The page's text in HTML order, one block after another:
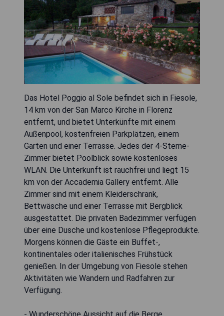
Das Hotel Poggio al Sole befindet sich in Fiesole,
14 km von der San Marco Kirche in Florenz
entfernt, und bietet Unterkünfte mit einem
Außenpool, kostenfreien Parkplätzen, einem
Garten und einer Terrasse. Jedes der 4-Sterne-
Zimmer bietet Poolblick sowie kostenloses
WLAN. Die Unterkunft ist rauchfrei und liegt 15
km von der Accademia Gallery entfernt. Alle
Zimmer sind mit einem Kleiderschrank,
Bettwäsche und einer Terrasse mit Bergblick
ausgestattet. Die privaten Badezimmer verfügen
über eine Dusche und kostenlose Pflegeprodukte.
Morgens können die Gäste ein Buffet-,
kontinentales oder italienisches Frühstück
genießen. In der Umgebung von Fiesole stehen
Aktivitäten wie Wandern und Radfahren zur
Verfügung.
- Wunderschöne Aussicht auf die Berge